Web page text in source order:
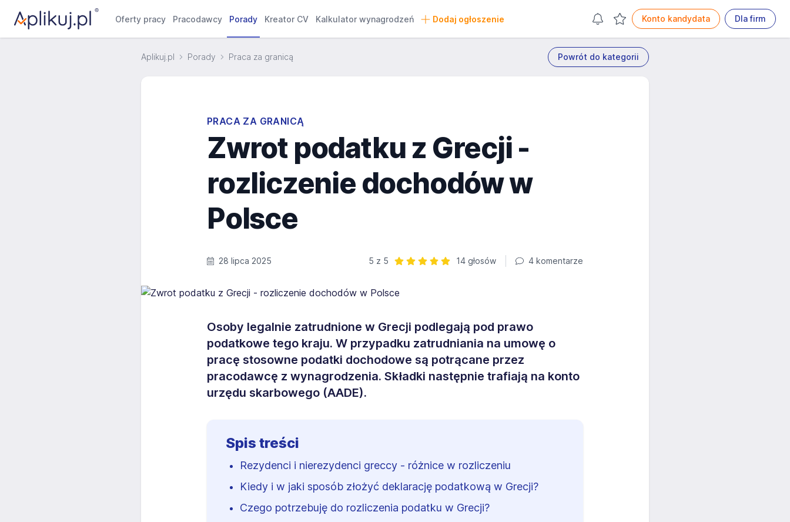
Oferty pracy Pracodawcy Porady Kreator CV Kalkulator wynagrodzeń Dodaj ogłoszenie Konto kandydata Dla firm
Aplikuj.pl Porady Praca za granicą Powrót do kategorii
PRACA ZA GRANICĄ
Zwrot podatku z Grecji -
rozliczenie dochodów w
Polsce
28 lipca 2025
5 z 5
14 głosów 4 komentarze
Osoby legalnie zatrudnione w Grecji podlegają pod prawo
podatkowe tego kraju. W przypadku zatrudniania na umowę o
pracę stosowne podatki dochodowe są potrącane przez
pracodawcę z wynagrodzenia. Składki następnie trafiają na konto
urzędu skarbowego (AADE).
Spis treści
Rezydenci i nierezydenci greccy - różnice w rozliczeniu
Kiedy i w jaki sposób złożyć deklarację podatkową w Grecji?
Czego potrzebuję do rozliczenia podatku w Grecji?